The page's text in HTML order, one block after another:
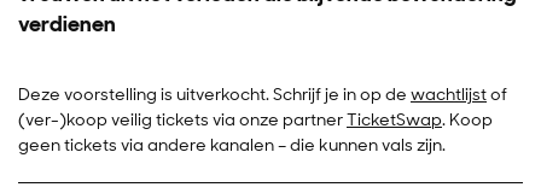
verdienen
Deze voorstelling is uitverkocht. Schrijf je in op de wachtlijstof
(ver-)koop veilig tickets via onze partnerTicketSwap. Koop
geen tickets via andere kanalen – die kunnen vals zijn.